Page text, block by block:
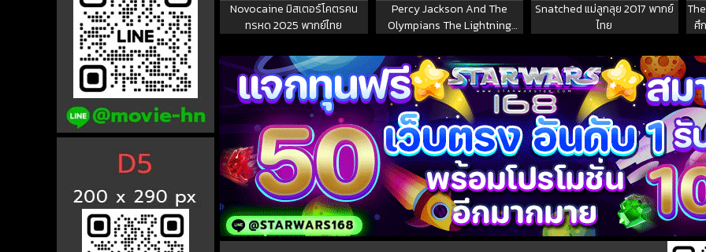
Novocaine มิสเตอร์โคตรคน
ทรหด 2025 พากย์ไทย
Percy Jackson And The
Olympians The Lightning
ที่หายไป 2010 พากย์ไทย
Snatched แม่ลูกลุย 2017 พากย์
ไทย
ศึ